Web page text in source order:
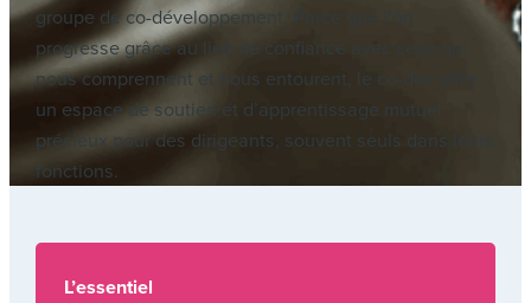
groupe de co-développement. Parce que l’on
progresse grâce au lien de confiance avec ceux qui
nous comprennent et nous entourent, le co-dev offre
un espace de soutien et d’apprentissage mutuel
précieux pour des dirigeants, souvent seuls dans leurs
fonctions.
L’essentiel